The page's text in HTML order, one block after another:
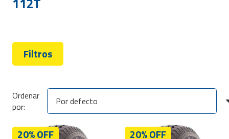
Filtros
Ordenar
por:
20% OFF 20% OFF